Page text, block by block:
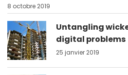
8 octobre 2019
Untangling
digital problems
25 janvier 2019